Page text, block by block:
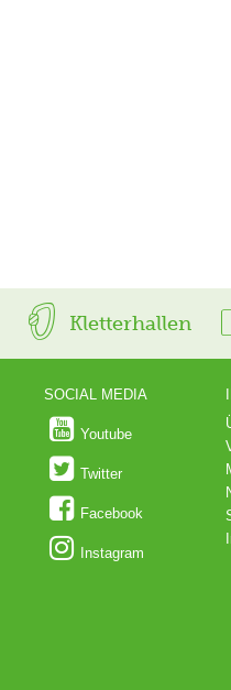
Kletterhallen
SOCIAL MEDIA
Youtube
Twitter
Facebook
Instagram